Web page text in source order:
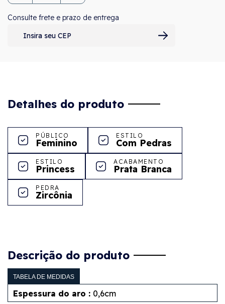
Consulte frete e prazo de entrega
Detalhes do produto
PÚBLICO
Feminino
ESTILO
Com Pedras
ESTILO
Princess
ACABAMENTO
Prata Branca
PEDRA
Zircônia
Descrição do produto
TABELA DE MEDIDAS
Espessura do aro : 0,6cm